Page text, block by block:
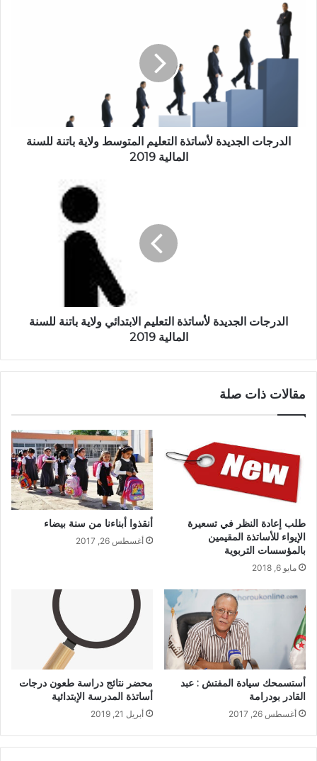
الدرجات الجديدة لأساتذة التعليم المتوسط ولاية باتنة للسنة
المالية 2019
الدرجات الجديدة لأساتذة التعليم الابتدائي ولاية باتنة للسنة
المالية 2019
مقالات ذات صلة
طلب إعادة النظر في تسعيرة
الإيواء للأساتذة المقيمين
بالمؤسسات التربوية
مايو 6, 2018
أنقذوا أبناءنا من سنة بيضاء
أغسطس 26, 2017
أستسمحك سيادة المفتش : عبد
القادر بودرامة
أغسطس 26, 2017
محضر نتائج دراسة طعون درجات
أساتذة المدرسة الإبتدائية
أبريل 21, 2019